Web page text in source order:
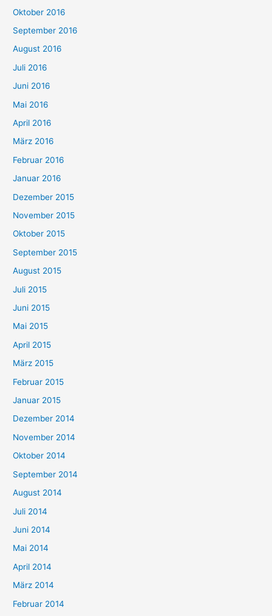
Oktober 2016
September 2016
August 2016
Juli 2016
Juni 2016
Mai 2016
April 2016
März 2016
Februar 2016
Januar 2016
Dezember 2015
November 2015
Oktober 2015
September 2015
August 2015
Juli 2015
Juni 2015
Mai 2015
April 2015
März 2015
Februar 2015
Januar 2015
Dezember 2014
November 2014
Oktober 2014
September 2014
August 2014
Juli 2014
Juni 2014
Mai 2014
April 2014
März 2014
Februar 2014